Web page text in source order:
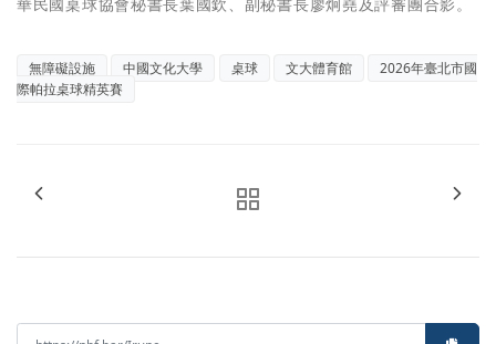
無障礙設施 中國文化大學 桌球 文大體育館
2026年臺北市國
際帕拉桌球精英賽